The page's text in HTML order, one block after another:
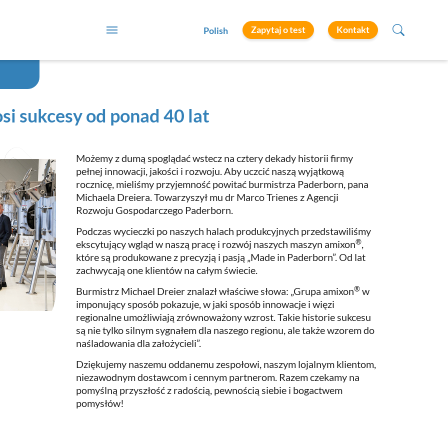
Polish Zapytaj o test Kontakt
sukcesy od ponad 40 lat
Możemy z dumą spoglądać wstecz na cztery dekady historii firmy
pełnej innowacji, jakości i rozwoju. Aby uczcić naszą wyjątkową
rocznicę, mieliśmy przyjemność powitać burmistrza Paderborn, pana
Michaela Dreiera. Towarzyszył mu dr Marco Trienes z Agencji
Rozwoju Gospodarczego Paderborn.
Podczas wycieczki po naszych halach produkcyjnych przedstawiliśmy
ekscytujący wgląd w naszą pracę i rozwój naszych maszyn amixon®,
które są produkowane z precyzją i pasją „Made in Paderborn”. Od lat
zachwycają one klientów na całym świecie.
Burmistrz Michael Dreier znalazł właściwe słowa: „Grupa amixon® w
imponujący sposób pokazuje, w jaki sposób innowacje i więzi
regionalne umożliwiają zrównoważony wzrost. Takie historie sukcesu
są nie tylko silnym sygnałem dla naszego regionu, ale także wzorem do
naśladowania dla założycieli”.
Dziękujemy naszemu oddanemu zespołowi, naszym lojalnym klientom,
niezawodnym dostawcom i cennym partnerom. Razem czekamy na
pomyślną przyszłość z radością, pewnością siebie i bogactwem
pomysłów!